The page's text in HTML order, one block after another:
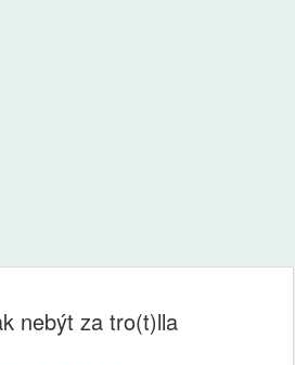
nebýt za tro(t)lla